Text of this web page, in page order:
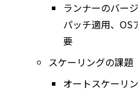
ランナーのバー
パッチ適用、OS
要
スケーリングの課題
オートスケーリ